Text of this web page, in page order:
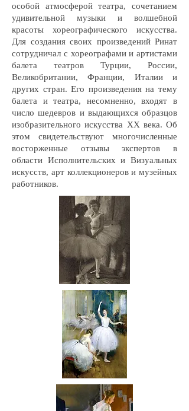
особой атмосферой театра, сочетанием
удивительной музыки и волшебной
красоты хореографического искусства.
Для создания своих произведений Ринат
сотрудничал с хореографами и артистами
балета театров Турции, России,
Великобритании, Франции, Италии и
других стран. Его произведения на тему
балета и театра, несомненно, входят в
число шедевров и выдающихся образцов
изобразительного искусства ХХ века. Об
этом свидетельствуют многочисленные
восторженные отзывы экспертов в
области Исполнительских и Визуальных
искусств, арт коллекционеров и музейных
работников.